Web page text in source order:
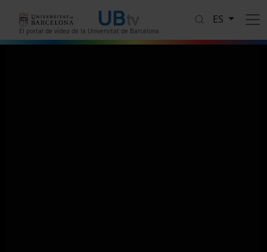
El portal de vídeo de la Universitat de Barcelona
ES